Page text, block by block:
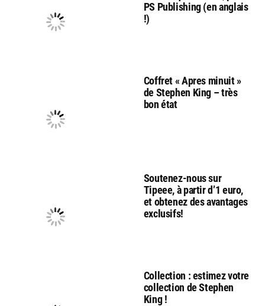
PS Publishing (en anglais
!)
Coffret « Apres minuit »
de Stephen King – très
bon état
Soutenez-nous sur
Tipeee, à partir d’1 euro,
et obtenez des avantages
exclusifs!
Collection : estimez votre
collection de Stephen
King !